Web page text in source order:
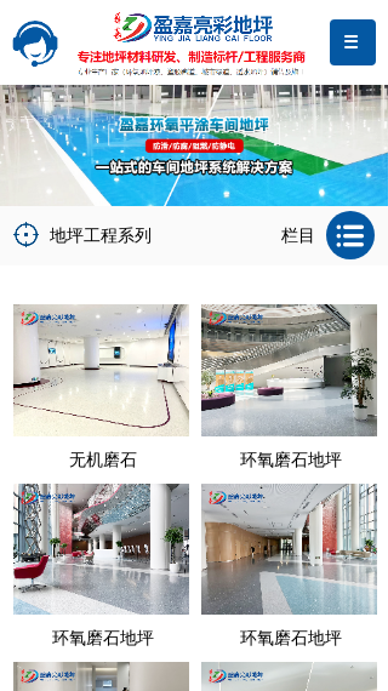
栏目
地坪工程系列
无机磨石 环氧磨石地坪
环氧磨石地坪 环氧磨石地坪